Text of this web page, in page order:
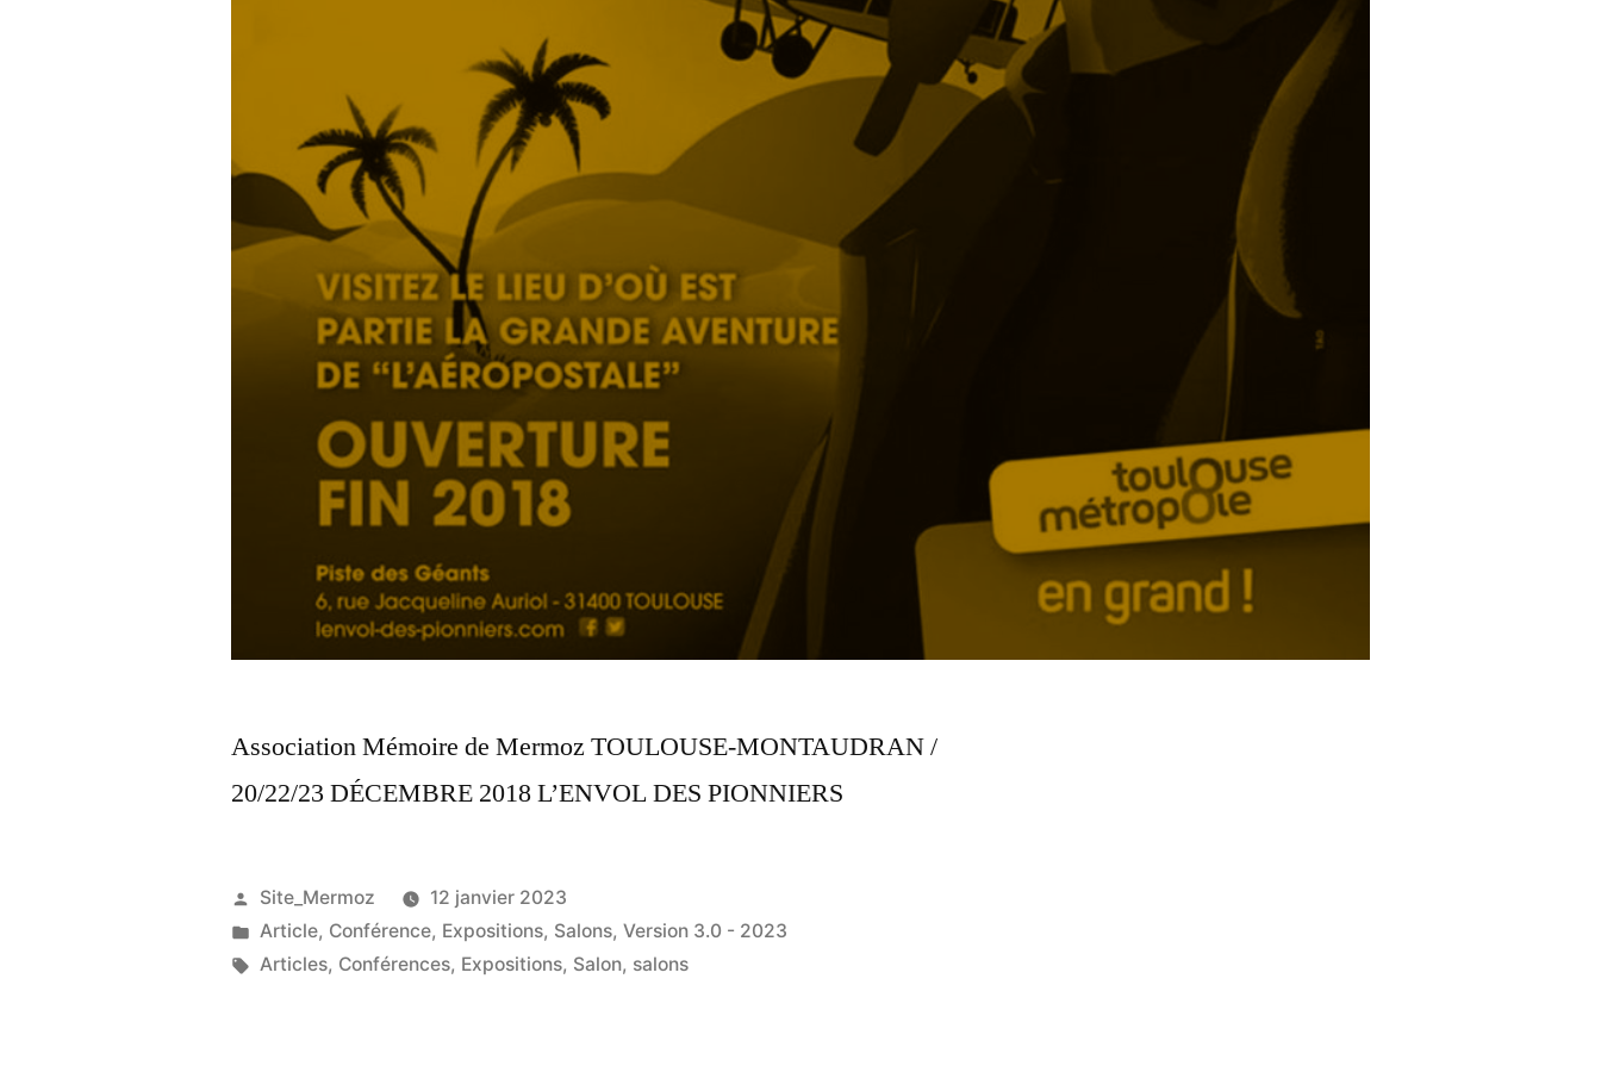
Association Mémoire de Mermoz TOULOUSE-MONTAUDRAN /
20/22/23 DÉCEMBRE 2018 L’ENVOL DES PIONNIERS
Site_Mermoz
12 janvier 2023
Article, Conférence, Expositions, Salons,Version 3.0 - 2023
Articles, Conférences, Expositions, Salon, salons